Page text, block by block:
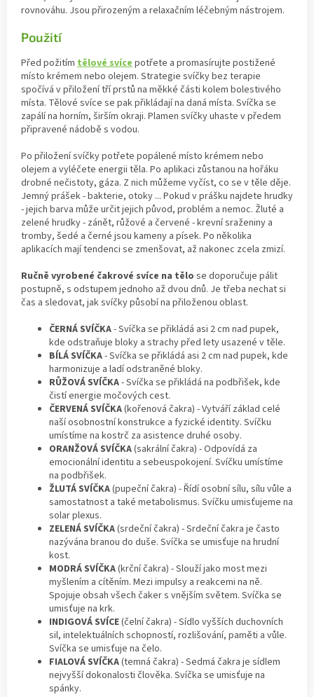
rovnováhu. Jsou přirozeným a relaxačním léčebným nástrojem.
Použití
Před požitím tělové svícepotřete a promasírujte postižené
místo krémem nebo olejem. Strategie svíčky bez terapie
spočívá v přiložení tří prstů na měkké části kolem bolestivého
místa. Tělové svíce se pak přikládají na daná místa. Svíčka se
zapálí na horním, širším okraji. Plamen svíčky uhaste v předem
připravené nádobě s vodou.
Po přiložení svíčky potřete popálené místo krémem nebo
olejem a vyléčete energii těla. Po aplikaci zůstanou na hořáku
drobné nečistoty, gáza. Z nich můžeme vyčíst, co se v těle děje.
Jemný prášek - bakterie, otoky ... Pokud v prášku najdete hrudky
- jejich barva může určit jejich původ, problém a nemoc. Žluté a
zelené hrudky - zánět, růžové a červené - krevní sraženiny a
tromby, šedé a černé jsou kameny a písek. Po několika
aplikacích mají tendenci se zmenšovat, až nakonec zcela zmizí.
Ručně vyrobené čakrové svíce na tělo se doporučuje pálit
postupně, s odstupem jednoho až dvou dnů. Je třeba nechat si
čas a sledovat, jak svíčky působí na přiloženou oblast.
ČERNÁ SVÍČKA- Svíčka se přikládá asi 2 cm nad pupek,
kde odstraňuje bloky a strachy před lety usazené v těle.
BÍLÁ SVÍČKA- Svíčka se přikládá asi 2 cm nad pupek, kde
harmonizuje a ladí odstraněné bloky.
RŮŽOVÁ SVÍČKA- Svíčka se přikládá na podbřišek, kde
čistí energie močových cest.
ČERVENÁ SVÍČKA(kořenová čakra) - Vytváří základ celé
naší osobnostní konstrukce a fyzické identity. Svíčku
umístíme na kostrč za asistence druhé osoby.
ORANŽOVÁ SVÍČKA(sakrální čakra) - Odpovídá za
emocionální identitu a sebeuspokojení. Svíčku umístíme
na podbřišek.
ŽLUTÁ SVÍČKA(pupeční čakra) - Řídí osobní sílu, sílu vůle a
samostatnost a také metabolismus. Svíčku umisťujeme na
solar plexus.
ZELENÁ SVÍČKA(srdeční čakra) - Srdeční čakra je často
nazývána branou do duše. Svíčka se umisťuje na hrudní
kost.
MODRÁ SVÍČKA(krční čakra) - Slouží jako most mezi
myšlením a cítěním. Mezi impulsy a reakcemi na ně.
Spojuje obsah všech čaker s vnějším světem. Svíčka se
umisťuje na krk.
INDIGOVÁ SVÍCE(čelní čakra) - Sídlo vyšších duchovních
sil, intelektuálních schopností, rozlišování, paměti a vůle.
Svíčka se umisťuje na čelo.
FIALOVÁ SVÍČKA(temná čakra) - Sedmá čakra je sídlem
nejvyšší dokonalosti člověka. Svíčka se umisťuje na
spánky.